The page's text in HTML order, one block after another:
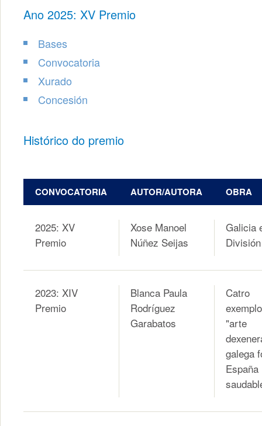
Ano 2025: XV Premio
Bases
Convocatoria
Xurado
Concesión
Histórico do premio
CONVOCATORIA AUTOR/AUTORA OBRA
2025: XV
Premio
Xose Manoel
Núñez Seijas
Galicia
2023: XIV
Premio
Blanca Paula
Rodríguez
Garabatos
Catro
"arte
galega
España